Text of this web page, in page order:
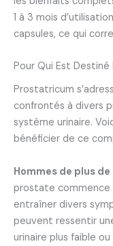
1 à 3 mois
capsules, ce qui
Pour Qui Est
Prostatricum
confrontés à divers
système urinaire.
bénéficier de ce
Hommes de plus
prostate commence
entraîner divers
peuvent ressentir
urinaire plus faible